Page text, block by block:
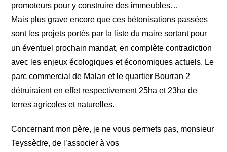
promoteurs pour y construire des immeubles…
Mais plus grave encore que ces bétonisations passées
sont les projets portés par la liste du maire sortant pour
un éventuel prochain mandat, en complète contradiction
avec les enjeux écologiques et économiques actuels. Le
parc commercial de Malan et le quartier Bourran 2
détruiraient en effet respectivement 25ha et 23ha de
terres agricoles et naturelles.
Concernant mon père, je ne vous permets pas, monsieur
Teyssèdre, de l’associer à vos